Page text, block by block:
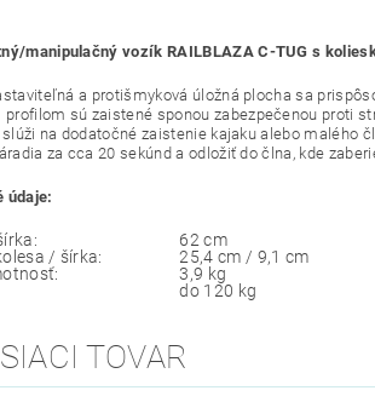
manipulačný vozík RAILBLAZA C-TUG s
a protišmyková úložná plocha sa
sú zaistené sponou zabezpečenou proti
na dodatočné zaistenie kajaku alebo malého
za cca 20 sekúnd a odložiť do člna, kde
údaje:
šírka:
62 cm
kolesa / šírka: 25,4 cm / 9,1 cm
3,9 kg
do 120 kg
TOVAR